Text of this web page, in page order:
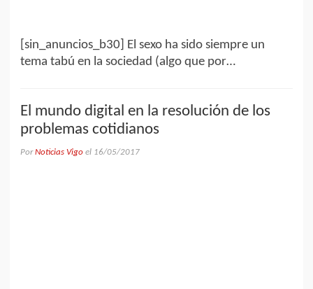
[sin_anuncios_b30] El sexo ha sido siempre un
tema tabú en la sociedad (algo que por…
El mundo digital en la resolución de los
problemas cotidianos
PorNoticias Vigo el 16/05/2017